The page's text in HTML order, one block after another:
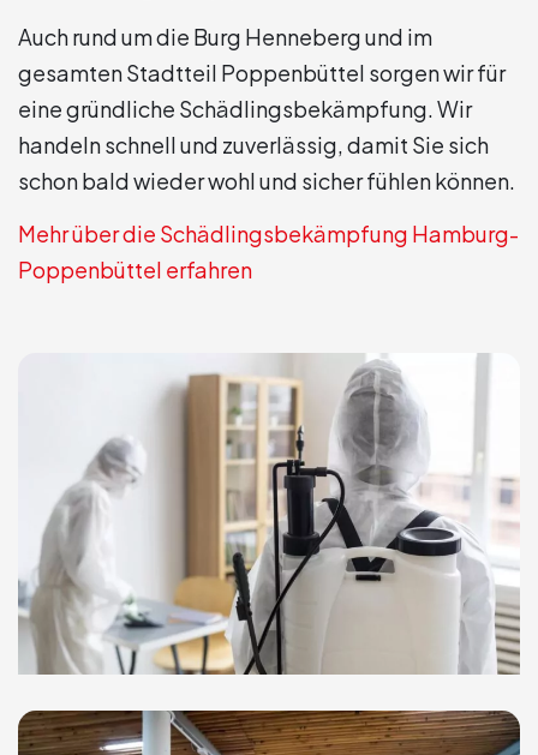
Auch rund um die Burg Henneberg und im
gesamten Stadtteil Poppenbüttel sorgen wir für
eine gründliche Schädlingsbekämpfung. Wir
handeln schnell und zuverlässig, damit Sie sich
schon bald wieder wohl und sicher fühlen können.
Mehr über die Schädlingsbekämpfung Hamburg-
Poppenbüttel erfahren